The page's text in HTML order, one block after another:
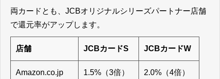
両カードとも、JCBオリジナルシリーズパートナー店舗
で還元率がアップします。
店舗 JCBカードS JCBカードW
Amazon.co.jp 1.5%（3倍） 2.0%（4倍）